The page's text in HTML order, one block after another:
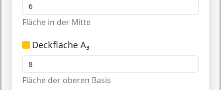
Fläche in der Mitte
Deckfläche A₃
Fläche der oberen Basis